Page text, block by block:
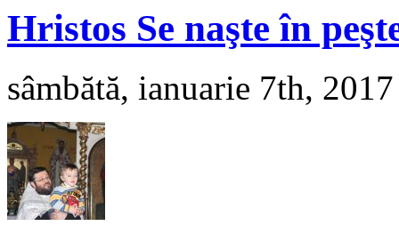
Hristos Se naşte în
sâmbătă, ianuarie 7th, 2017